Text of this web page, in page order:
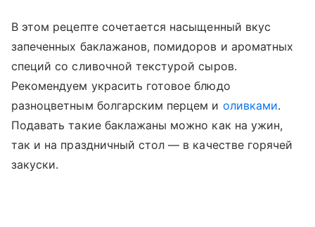
В этом рецепте сочетается насыщенный вкус
запеченных баклажанов, помидоров и ароматных
специй со сливочной текстурой сыров.
Рекомендуем украсить готовое блюдо
разноцветным болгарским перцем и оливками.
Подавать такие баклажаны можно как на ужин,
так и на праздничный стол — в качестве горячей
закуски.